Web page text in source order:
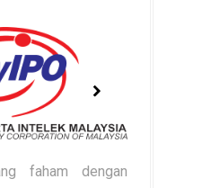
faham dengan